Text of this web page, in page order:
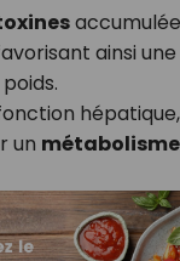
ainsi
un